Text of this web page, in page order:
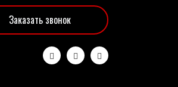
Заказать звонок